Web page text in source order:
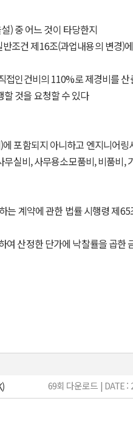
) 중 어느 것이 타당한지
조건 제16조(과업내용의 변경)
접인건비의 110%로 제경비를
것을 요청할 수 있다
포함되지 아니하고 엔지니어
실비, 사무용소모품비, 비품비,
는 계약에 관한 법률 시행령 제
산정한 단가에 낙찰률을 곱한
69회 다운로드 | DATE :